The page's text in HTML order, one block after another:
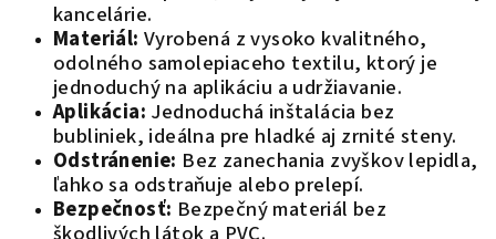
kancelárie.
Materiál: Vyrobená z vysoko kvalitného,
odolného samolepiaceho textilu, ktorý je
jednoduchý na aplikáciu a udržiavanie.
Aplikácia: Jednoduchá inštalácia bez
bubliniek, ideálna pre hladké aj zrnité steny.
Odstránenie: Bez zanechania zvyškov lepidla,
ľahko sa odstraňuje alebo prelepí.
Bezpečnosť: Bezpečný materiál bez